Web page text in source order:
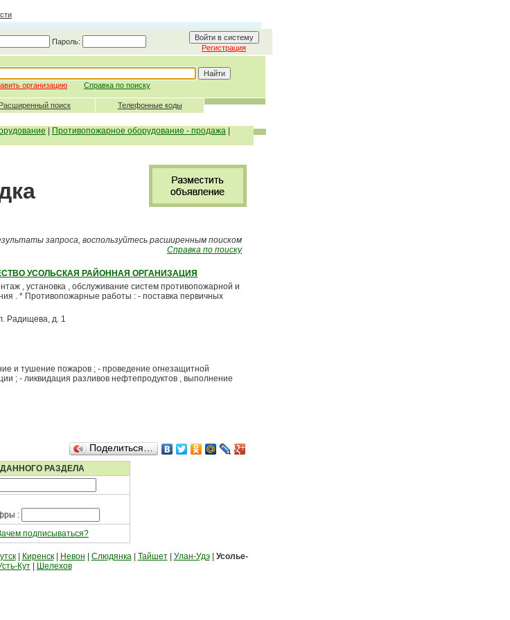
Пароль:
Регистрация
организацию Справка по поиску
Расширенный поиск Телефонные коды
Противопожарное оборудование - продажа
запроса, воспользуйтесь расширенным поиском
Справка по поиску
УСОЛЬСКАЯ РАЙОННАЯ ОРГАНИЗАЦИЯ
, установка , обслуживание систем противопожарной и
. * Противопожарные работы : - поставка первичных
Радищева, д. 1
и тушение пожаров ; - проведение огнезащитной
; - ликвидация разливов нефтепродуктов , выполнение
Поделиться…
РАЗДЕЛА
:
подписываться?
| Киренск| Невон Слюдянка| Тайшет| Улан-Удэ| Усолье-
Кут| Шелехов